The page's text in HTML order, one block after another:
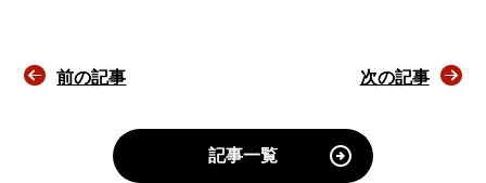
前の記事 次の記事
記事一覧